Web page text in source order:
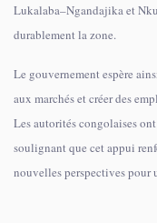
Lukalaba–Ngandajika et
durablement la zone.
Le gouvernement espère
aux marchés et créer des
Les autorités congolaises
soulignant que cet appui
nouvelles perspectives pour